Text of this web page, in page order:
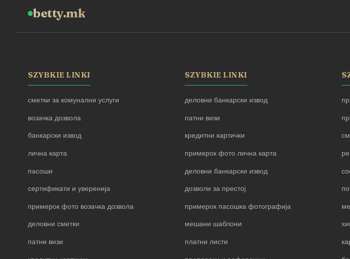
betty.mk
SZYBKIE LINKI
сметки за комунални услуги
возачка дозвола
банкарски извод
лична карта
пасоши
сертификати и уверенија
примерок фото возачка дозвола
деловни сметки
патни визи
SZYBKIE LINKI
деловни банкарски извод
патни визи
кредитни картички
примерок фото лична карта
деловни банкарски извод
дозволи за престој
примерок пасошка фотографија
мешани шаблони
платни листи